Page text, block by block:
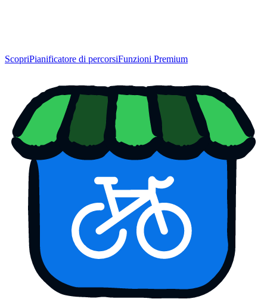
ScopriPianificatore di percorsiFunzioni Premium